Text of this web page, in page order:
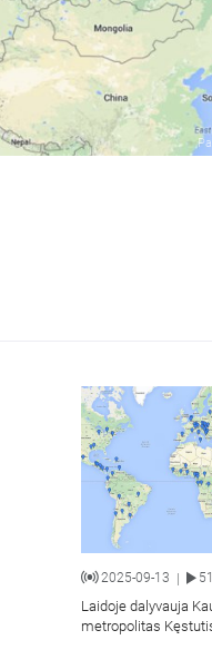
2025-09-13 | 51
Laidoje dalyvauja
metropolitas